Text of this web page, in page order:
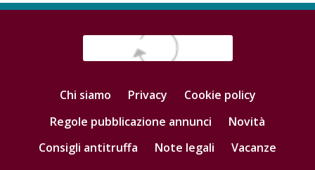
Chi siamo Privacy
Cookie policy
Regole pubblicazione annunci
Novità
Consigli antitruffa
Note legali
Vacanze